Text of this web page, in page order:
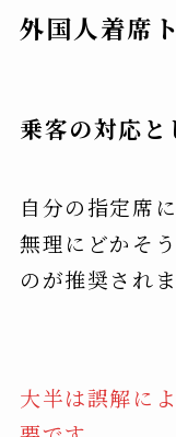
外国人着席
乗客の対応と
自分の指定席
無理にどかそ
のが推奨されま
大半は誤解に